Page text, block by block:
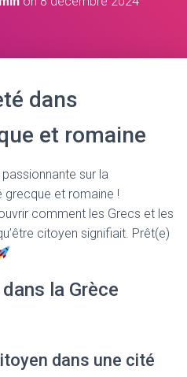
dans
et romaine
sur la
grecque et romaine !
comment les Grecs et les
citoyen signifiait. Prêt(e)
la Grèce
dans une cité